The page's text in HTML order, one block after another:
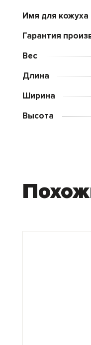
Имя для кожуха
Гарантия
Вес
Длина
Ширина
Высота